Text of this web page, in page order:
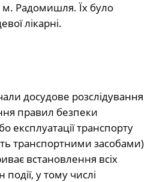
м. Радомишля. Їх було
лікарні.
досудове розслідування
правил безпеки
експлуатації транспорту
транспортними засобами)
встановлення всіх
у тому числі